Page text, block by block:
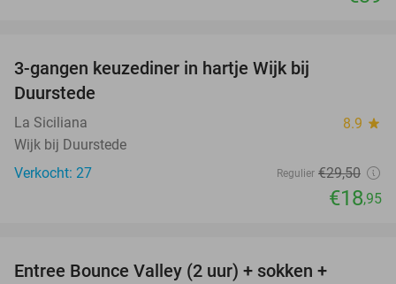
3-gangen keuzediner in hartje Wijk bij
Duurstede
La Siciliana 8.9 star
Wijk bij Duurstede
Verkocht: 27
Regulier €29,50
€18,95
Entree Bounce Valley (2 uur) + sokken +